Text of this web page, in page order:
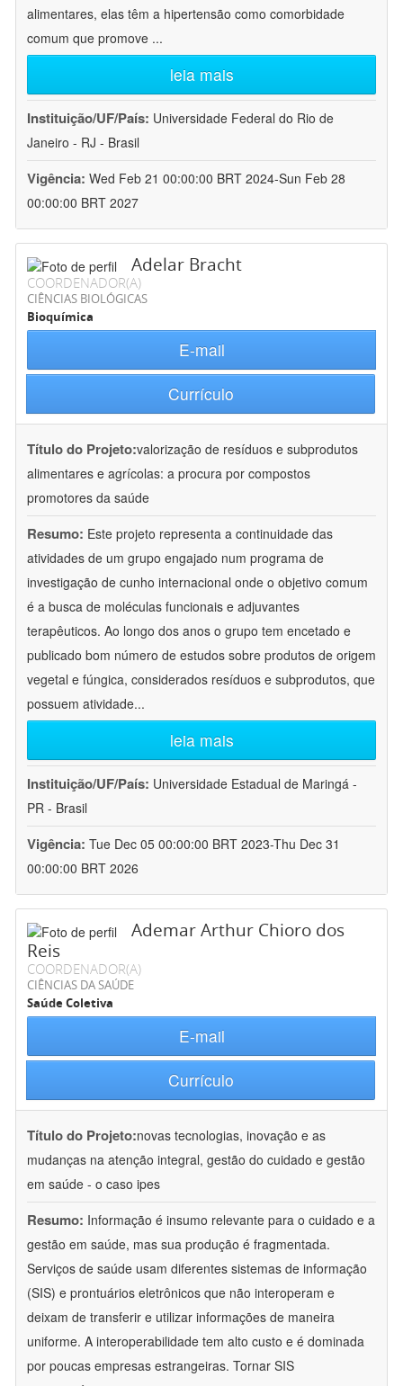
alimentares, elas têm a hipertensão como comorbidade
comum que promove ...
leia mais
Instituição/UF/País: Universidade Federal do Rio de
Janeiro - RJ - Brasil
Vigência: Wed Feb 21 00:00:00 BRT 2024-Sun Feb 28
00:00:00 BRT 2027
Adelar Bracht
COORDENADOR(A)
CIÊNCIAS BIOLÓGICAS
Bioquímica
E-mail
Currículo
Título do Projeto:valorização de resíduos e subprodutos
alimentares e agrícolas: a procura por compostos
promotores da saúde
Resumo: Este projeto representa a continuidade das
atividades de um grupo engajado num programa de
investigação de cunho internacional onde o objetivo comum
é a busca de moléculas funcionais e adjuvantes
terapêuticos. Ao longo dos anos o grupo tem encetado e
publicado bom número de estudos sobre produtos de origem
vegetal e fúngica, considerados resíduos e subprodutos, que
possuem atividade...
leia mais
Instituição/UF/País: Universidade Estadual de Maringá -
PR - Brasil
Vigência: Tue Dec 05 00:00:00 BRT 2023-Thu Dec 31
00:00:00 BRT 2026
Ademar Arthur Chioro dos
Reis
COORDENADOR(A)
CIÊNCIAS DA SAÚDE
Saúde Coletiva
E-mail
Currículo
Título do Projeto:novas tecnologias, inovação e as
mudanças na atenção integral, gestão do cuidado e gestão
em saúde - o caso ipes
Resumo: Informação é insumo relevante para o cuidado e a
gestão em saúde, mas sua produção é fragmentada.
Serviços de saúde usam diferentes sistemas de informação
(SIS) e prontuários eletrônicos que não interoperam e
deixam de transferir e utilizar informações de maneira
uniforme. A interoperabilidade tem alto custo e é dominada
por poucas empresas estrangeiras. Tornar SIS